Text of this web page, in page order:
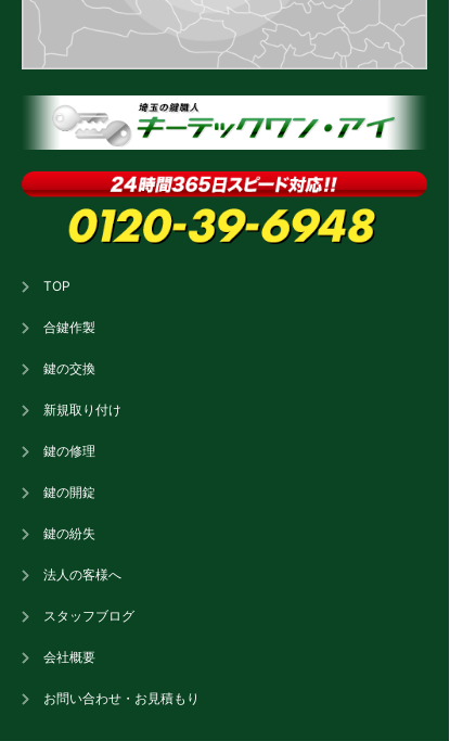
TOP
合鍵作製
鍵の交換
新規取り付け
鍵の修理
鍵の開錠
鍵の紛失
法人の客様へ
スタッフブログ
会社概要
お問い合わせ・お見積もり